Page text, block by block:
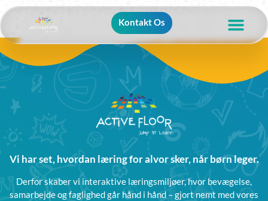
Kontakt Os
Vi har set, hvordan læring for alvor sker, når børn leger.
Derfor skaber vi interaktive læringsmiljøer, hvor bevægelse,
samarbejde og faglighed går hånd i hånd – gjort nemt med vores